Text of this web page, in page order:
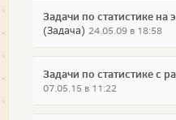
Задачи по статистике на
(Задача) 24.05.09 в 18:58
Задачи по статистике с
07.05.15 в 11:22